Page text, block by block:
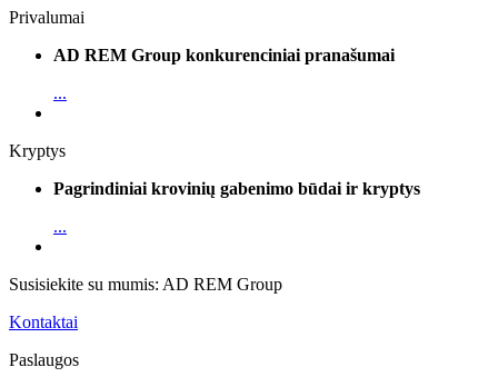
Privalumai
AD REM Group konkurenciniai pranašumai
...
Kryptys
Pagrindiniai krovinių gabenimo būdai ir kryptys
...
Susisiekite su mumis: AD REM Group
Kontaktai
Paslaugos